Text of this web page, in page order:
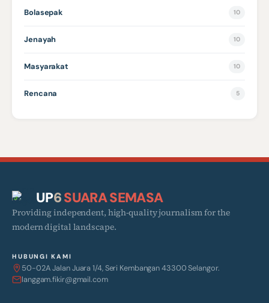
Bolasepak 10
Jenayah 10
Masyarakat 10
Rencana 5
UP6SUARA SEMASA
Providing independent, high-quality journalism for the
modern digital landscape.
HUBUNGI KAMI
50-02A Jalan Juara 1/4, Seri Kembangan 43300 Selangor.
langgam.fikir@gmail.com